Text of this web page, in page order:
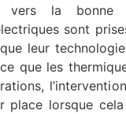
vers la bonne
sont
leur
que les
place lorsque